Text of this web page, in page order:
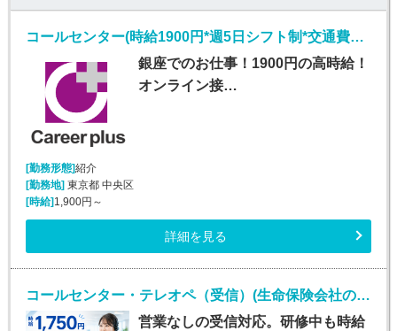
コールセンター(時給1900円*週5日シフト制*交通費有あり*人材紹介)
銀座でのお仕事！1900円の高時給！
オンライン接…
[勤務形態]紹介
[勤務地] 東京都 中央区
[時給] 1,900円～
詳細を見る
コールセンター・テレオペ（受信）(生命保険会社の問合せ受付／時給1750円／営業なし)
営業なしの受信対応。研修中も時給